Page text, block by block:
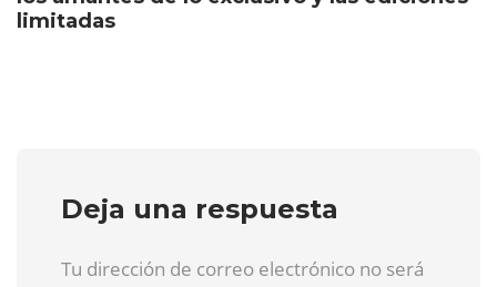
limitadas
Deja una respuesta
Tu dirección de correo electrónico no será